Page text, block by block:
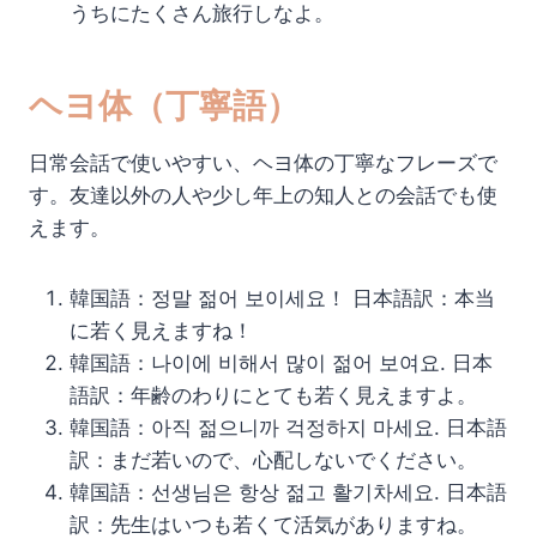
うちにたくさん旅行しなよ。
ヘヨ体（丁寧語）
日常会話で使いやすい、ヘヨ体の丁寧なフレーズで
す。友達以外の人や少し年上の知人との会話でも使
えます。
韓国語：정말 젊어 보이세요！ 日本語訳：本当
に若く見えますね！
韓国語：나이에 비해서 많이 젊어 보여요. 日本
語訳：年齢のわりにとても若く見えますよ。
韓国語：아직 젊으니까 걱정하지 마세요. 日本語
訳：まだ若いので、心配しないでください。
韓国語：선생님은 항상 젊고 활기차세요. 日本語
訳：先生はいつも若くて活気がありますね。